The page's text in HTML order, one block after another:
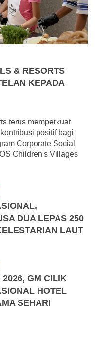
& RESORTS
KEPADA
terus memperkuat
positif bagi
Corporate Social
Children's Villages
DUA LEPAS 250
LAUT
2026, GM CILIK
HOTEL
SEHARI